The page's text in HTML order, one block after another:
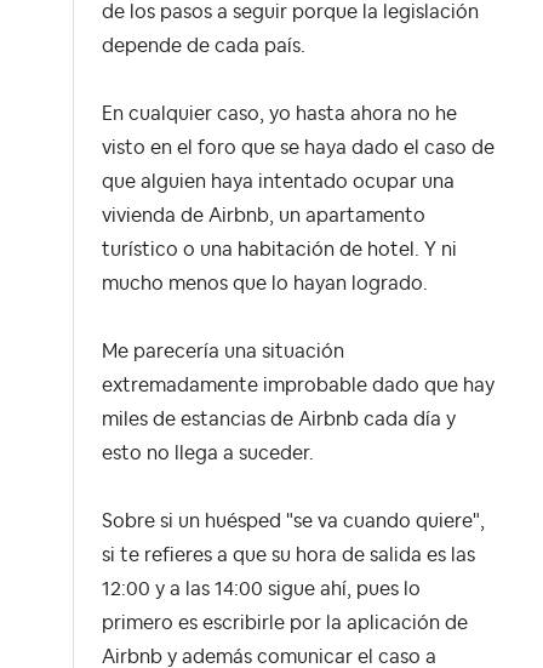
de los pasos a seguir porque la legislación
depende de cada país.
En cualquier caso, yo hasta ahora no he
visto en el foro que se haya dado el caso de
que alguien haya intentado ocupar una
vivienda de Airbnb, un apartamento
turístico o una habitación de hotel. Y ni
mucho menos que lo hayan logrado.
Me parecería una situación
extremadamente improbable dado que hay
miles de estancias de Airbnb cada día y
esto no llega a suceder.
Sobre si un huésped "se va cuando quiere",
si te refieres a que su hora de salida es las
12:00 y a las 14:00 sigue ahí, pues lo
primero es escribirle por la aplicación de
Airbnb y además comunicar el caso a